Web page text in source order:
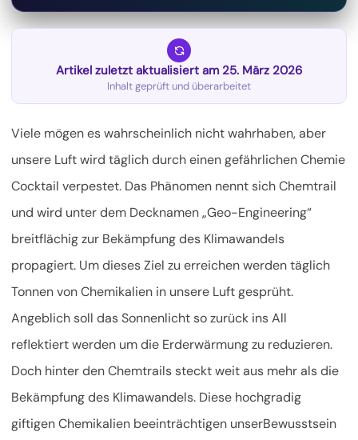
Artikel zuletzt aktualisiert am 25. März 2026
Inhalt geprüft und überarbeitet
Viele mögen es wahrscheinlich nicht wahrhaben, aber
unsere Luft wird täglich durch einen gefährlichen Chemie
Cocktail verpestet. Das Phänomen nennt sich Chemtrail
und wird unter dem Decknamen „Geo-Engineering“
breitflächig zur Bekämpfung des Klimawandels
propagiert. Um dieses Ziel zu erreichen werden täglich
Tonnen von Chemikalien in unsere Luft gesprüht.
Angeblich soll das Sonnenlicht so zurück ins All
reflektiert werden um die Erderwärmung zu reduzieren.
Doch hinter den Chemtrails stecktweit aus mehr als die
Bekämpfung des Klimawandels. Diese hochgradig
giftigen Chemikalien beeinträchtigen unserBewusstsein